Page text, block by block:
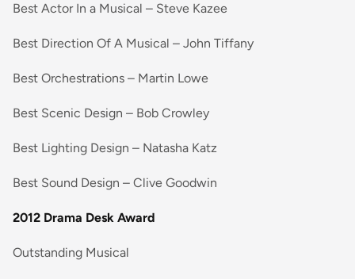
Best Actor In a Musical – Steve Kazee
Best Direction Of A Musical – John Tiffany
Best Orchestrations – Martin Lowe
Best Scenic Design – Bob Crowley
Best Lighting Design – Natasha Katz
Best Sound Design – Clive Goodwin
2012 Drama Desk Award
Outstanding Musical